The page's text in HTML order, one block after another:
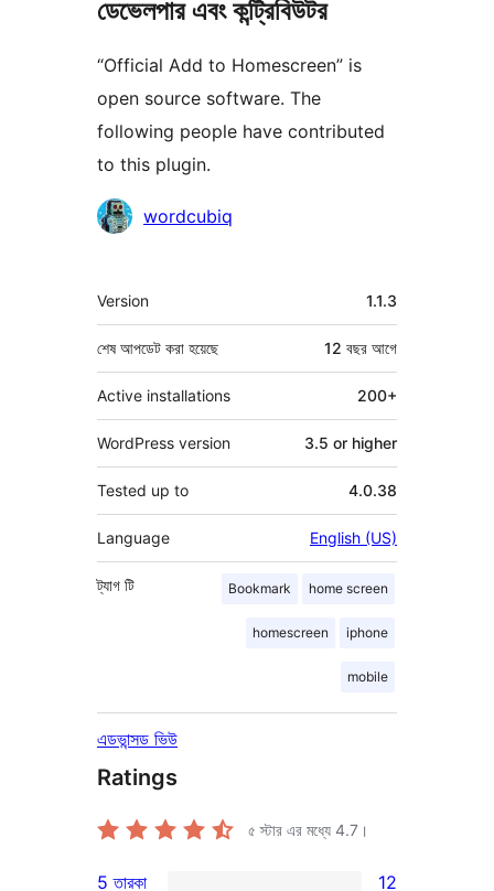
ডেভেলপার এবং কন্ট্রিবিউটর
“Official Add to Homescreen” is
open source software. The
following people have contributed
to this plugin.
কন্ট্রিবিউটরwordcubiq
মেটা
Version 1.1.3
শেষ আপডেট করা হয়েছে 12 বছর আগে
Active installations 200+
WordPress version 3.5 or higher
Tested up to 4.0.38
Language English (US)
ট্যাগ Bookmark home screen
homescreen iphone
mobile
টি
এডভান্সড ভিউ
Ratings
৫ স্টার এর মধ্যে 4.7 ।
5 তারকা 12